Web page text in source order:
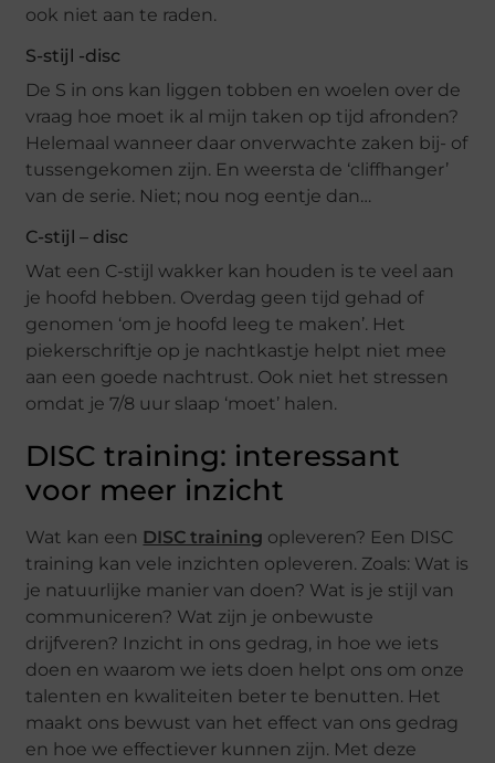
ook niet aan te raden.
S-stijl -disc
De S in ons kan liggen tobben en woelen over de
vraag hoe moet ik al mijn taken op tijd afronden?
Helemaal wanneer daar onverwachte zaken bij- of
tussengekomen zijn. En weersta de ‘cliffhanger’
van de serie. Niet; nou nog eentje dan…
C-stijl – disc
Wat een C-stijl wakker kan houden is te veel aan
je hoofd hebben. Overdag geen tijd gehad of
genomen ‘om je hoofd leeg te maken’. Het
piekerschriftje op je nachtkastje helpt niet mee
aan een goede nachtrust. Ook niet het stressen
omdat je 7/8 uur slaap ‘moet’ halen.
DISC training: interessant
voor meer inzicht
Wat kan een DISC training opleveren? Een DISC
training kan vele inzichten opleveren. Zoals: Wat is
je natuurlijke manier van doen? Wat is je stijl van
communiceren? Wat zijn je onbewuste
drijfveren? Inzicht in ons gedrag, in hoe we iets
doen en waarom we iets doen helpt ons om onze
talenten en kwaliteiten beter te benutten. Het
maakt ons bewust van het effect van ons gedrag
en hoe we effectiever kunnen zijn. Met deze